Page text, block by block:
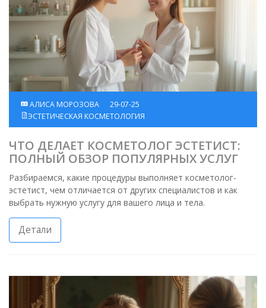
АЛИСА МОРОЗОВА
29-07-25
ЭСТЕТИЧЕСКАЯ КОСМЕТОЛОГИЯ
ЧТО ДЕЛАЕТ КОСМЕТОЛОГ ЭСТЕТИСТ:
ПОЛНЫЙ ОБЗОР ПОПУЛЯРНЫХ УСЛУГ
Разбираемся, какие процедуры выполняет косметолог-
эстетист, чем отличается от других специалистов и как
выбрать нужную услугу для вашего лица и тела.
Детали